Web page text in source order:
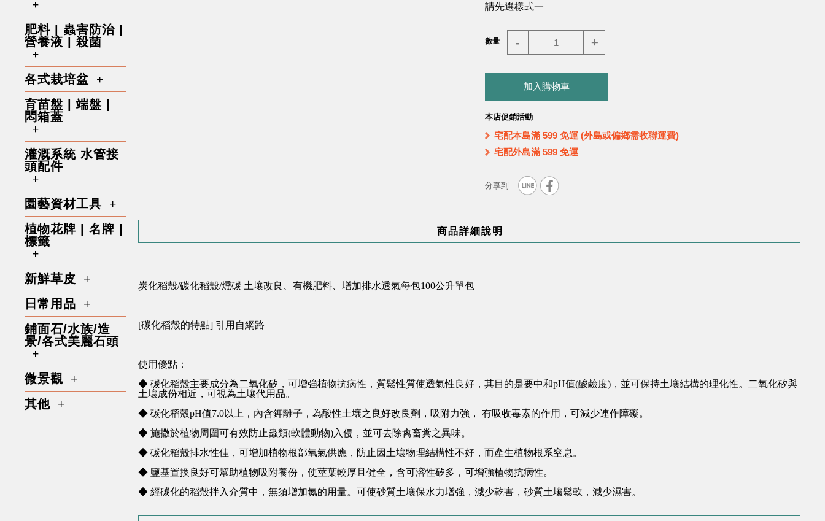
肥料 | 蟲害防治 |
營養液 | 殺菌
各式栽培盆
育苗盤 | 端盤 |
悶箱蓋
灌溉系統 水管接
頭配件
園藝資材工具
植物花牌 | 名牌 |
標籤
新鮮草皮
日常用品
鋪面石/水族/造
景/各式美麗石頭
微景觀
其他
請先選樣式一
數量 - +
加入購物車
本店促銷活動
宅配本島滿 599 免運 (外島或偏鄉需收聯運費)
宅配外島滿 599 免運
商品詳細說明
炭化稻殼/碳化稻殼/燻碳 土壤改良、有機肥料、增加排水透氣每包100公升單包
[碳化稻殼的特點] 引用自網路
使用優點：
◆ 碳化稻殼主要成分為二氧化矽，可增強植物抗病性，質鬆性質使透氣性良好，其目的是要中和pH值(酸鹼度)，並可保持土壤結構的理化性。二氧化矽與
土壤成份相近，可視為土壤代用品。
◆ 碳化稻殼pH值7.0以上，內含鉀離子，為酸性土壤之良好改良劑，吸附力強， 有吸收毒素的作用，可減少連作障礙。
◆ 施撒於植物周圍可有效防止蟲類(軟體動物)入侵，並可去除禽畜糞之異味。
◆ 碳化稻殼排水性佳，可增加植物根部氧氣供應，防止因土壤物理結構性不好，而產生植物根系窒息。
◆ 鹽基置換良好可幫助植物吸附養份，使莖葉較厚且健全，含可溶性矽多，可增強植物抗病性。
◆ 經碳化的稻殼拌入介質中，無須增加氮的用量。可使砂質土壤保水力增強，減少乾害，砂質土壤鬆軟，減少濕害。